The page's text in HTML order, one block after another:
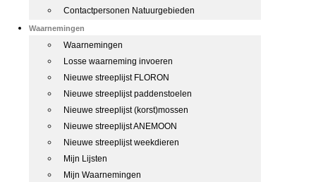
Contactpersonen Natuurgebieden
Waarnemingen
Waarnemingen
Losse waarneming invoeren
Nieuwe streeplijst FLORON
Nieuwe streeplijst paddenstoelen
Nieuwe streeplijst (korst)mossen
Nieuwe streeplijst ANEMOON
Nieuwe streeplijst weekdieren
Mijn Lijsten
Mijn Waarnemingen